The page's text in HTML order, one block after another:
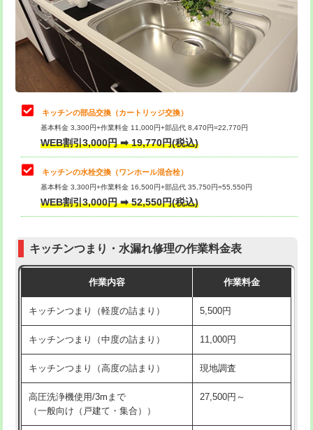
給水管工事※（保温材使用（バンド止
め込み）)
5,500円
給水管工事※（土の掘削・埋め戻し作
11,000円
給水管工事※（塩ビ管（VP・HI）使
用/3ｍまで)
給水管工事※（塩ビ管（VP・HI）使
用（追加）/3ｍ超え)
給水管工事※（ライニング鋼管・銅
管・ポリ管・HT管使用/3ｍまで)
44,000円
管・ポリ管・HT管使用/3ｍ超え)
排水管工事（土の掘削・埋め戻し作
11,000円~
排水管工事（排水管工事/3ｍまで） 55,000円
排水管工事（追加 排水管工事/3ｍ超
+11,000円
マス交換（土の掘削・埋め戻し作業）
マス交換（深さ50㎝未満）
桝清掃 8,800円
止水・漏水調査・防水処理・清掃・修
理・調整・分解・加工など（軽作業）
11,000円
止水・漏水調査・防水処理・清掃・修
理・調整・分解・加工など（中作業）
22,000円
止水・漏水調査・防水処理・清掃・修
理・調整・分解・加工など（重作業）
33,000円
お風呂タンク脱着
その他部品の脱着
式・ワンホール）)
交換・取付(排水栓・排水トラップ
22,000円+材料費
持込商品取付（単水栓）
キッチンの部品交換（カートリッジ交換）
基本料金 3,300円+作業料金 11,000円+部品代 8,470円=22,770円
WEB割引3,000円 ➡ 19,770円(税込)
キッチンの水栓交換（ワンホール混合栓）
基本料金 3,300円+作業料金 16,500円+部品代 35,750円=55,550円
WEB割引3,000円 ➡ 52,550円(税込)
キッチンつまり・水漏れ修理の作業料金表
作業内容 作業料金
キッチンつまり（軽度の詰まり） 5,500円
キッチンつまり（中度の詰まり） 11,000円
キッチンつまり（高度の詰まり） 現地調査
高圧洗浄機使用/3mまで
（一般向け（戸建て・集合））
27,500円～